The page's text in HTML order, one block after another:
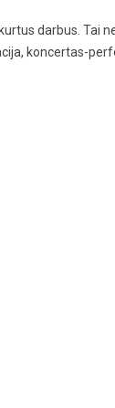
darbus. Tai
koncertas-